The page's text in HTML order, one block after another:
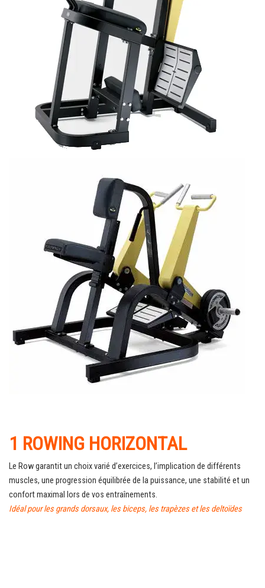
1 ROWING HORIZONTAL
Le Row garantit un choix varié d’exercices, l’implication de différents
muscles, une progression équilibrée de la puissance, une stabilité et un
confort maximal lors de vos entraînements.
Idéal pour les grands dorsaux, les biceps, les trapèzes et les deltoïdes